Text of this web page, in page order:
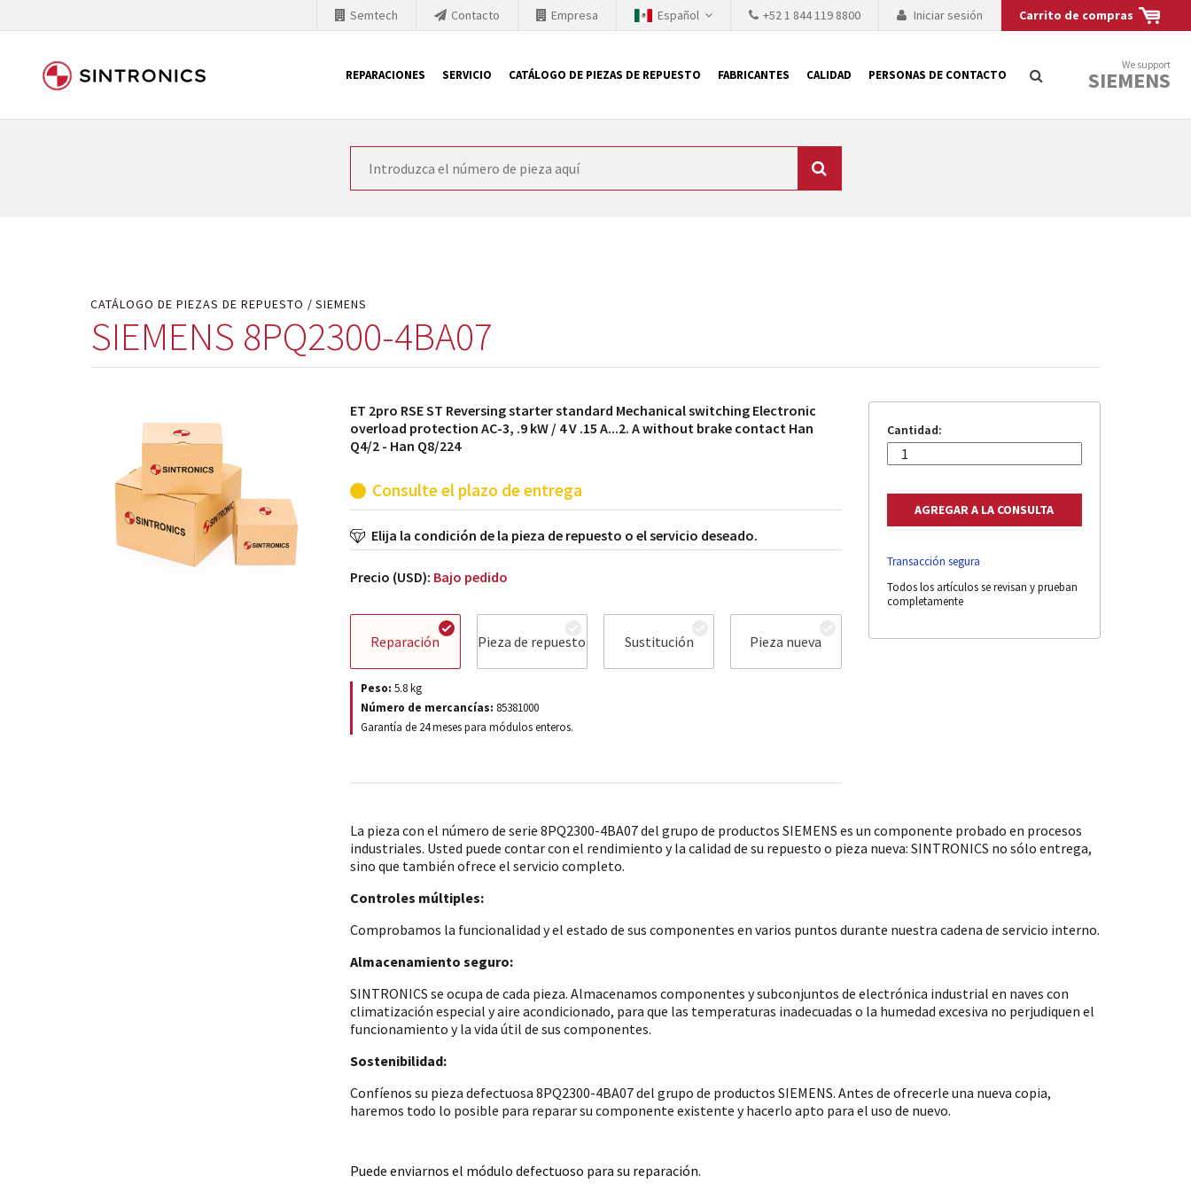
Carrito de compras
Iniciar sesión
+52 1 844 119 8800
Español
Empresa
Contacto
Semtech
REPARACIONES SERVICIO CATÁLOGO DE PIEZAS DE REPUESTO FABRICANTES CALIDAD PERSONAS DE CONTACTO
We support
SIEMENS
Nuestra colaboración con SIEMENS
de módulos descontinuados por módulos del propio almacén.
CATÁLOGO DE PIEZAS DE REPUESTO SIEMENS
SIEMENS 8PQ2300-4BA07
ET 2pro RSE ST Reversing starter standard Mechanical switching Electronic
overload protection AC-3, .9 kW / 4 V .15 A...2. A without brake contact Han
Q4/2 - Han Q8/224
Consulte el plazo de entrega
Elija la condición de la pieza de repuesto o el servicio deseado.
Precio (USD): Bajo pedido
Reparación Pieza de repuesto Sustitución Pieza nueva
Peso: 5.8kg
Número de mercancías: 85381000
Garantía de 24 meses para módulos enteros.
Cantidad:
Transacción segura
Todos los artículos se revisan y prueban
completamente
La pieza con el número de serie 8PQ2300-4BA07 del grupo de productos SIEMENS es un componente probado en procesos
industriales. Usted puede contar con el rendimiento y la calidad de su repuesto o pieza nueva: SINTRONICS no sólo entrega,
sino que también ofrece el servicio completo.
Controles múltiples:
Comprobamos la funcionalidad y el estado de sus componentes en varios puntos durante nuestra cadena de servicio interno.
Almacenamiento seguro:
SINTRONICS se ocupa de cada pieza. Almacenamos componentes y subconjuntos de electrónica industrial en naves con
climatización especial y aire acondicionado, para que las temperaturas inadecuadas o la humedad excesiva no perjudiquen el
funcionamiento y la vida útil de sus componentes.
Sostenibilidad:
Confíenos su pieza defectuosa 8PQ2300-4BA07 del grupo de productos SIEMENS. Antes de ofrecerle una nueva copia,
haremos todo lo posible para reparar su componente existente y hacerlo apto para el uso de nuevo.
Puede enviarnos el módulo defectuoso para su reparación.